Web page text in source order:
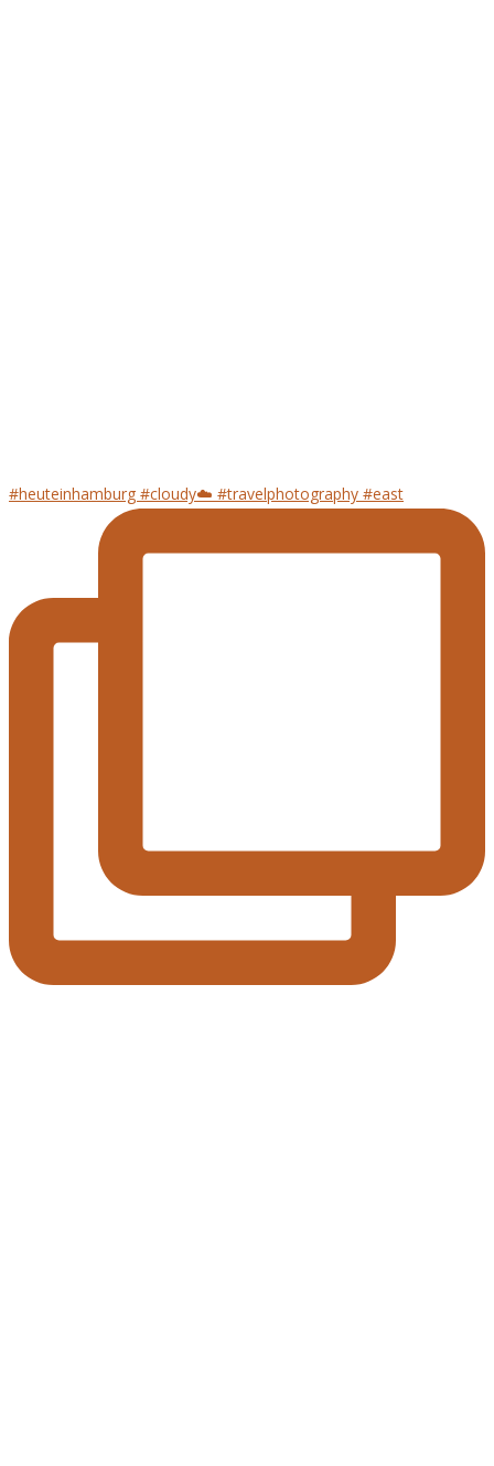
#heuteinhamburg #cloudy☁️ #travelphotography #east